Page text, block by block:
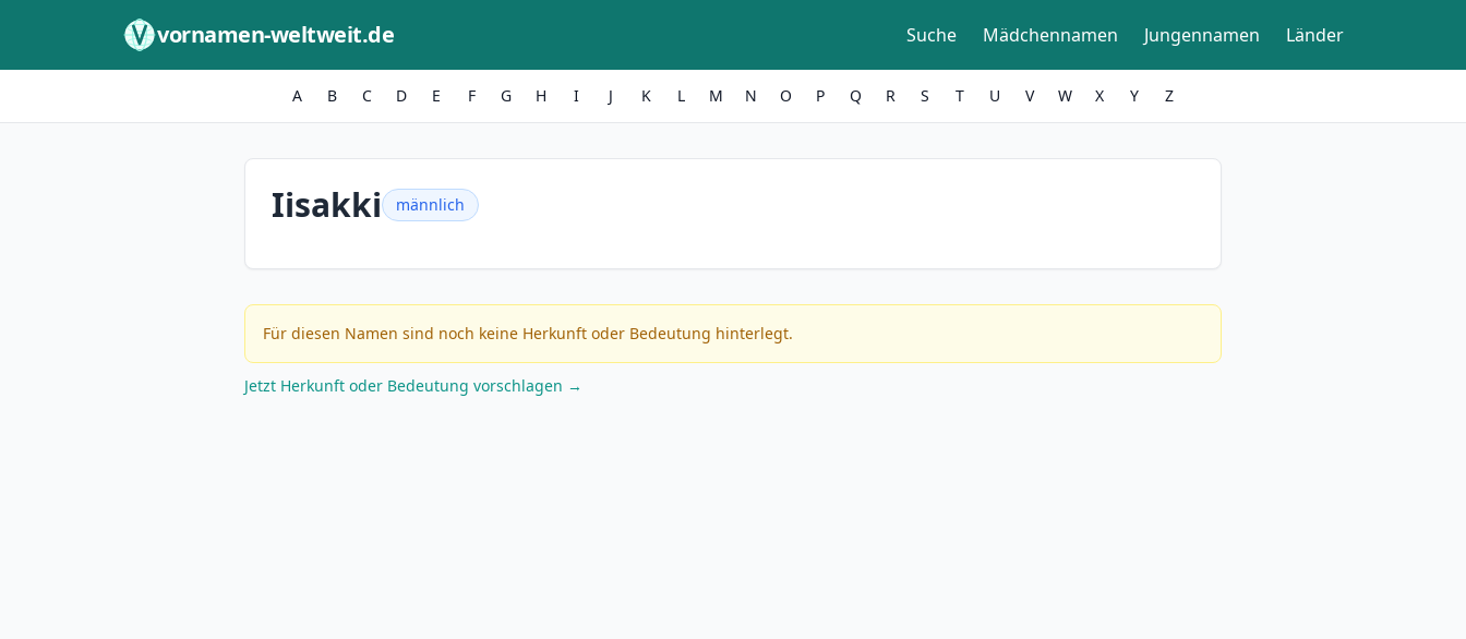
vornamen-weltweit.de Suche Mädchennamen Jungennamen Länder
A B C D E F G H I J K L M N O P Q R S T U V W X Y Z
Iisakki männlich
Für diesen Namen sind noch keine Herkunft oder Bedeutung hinterlegt.
Jetzt Herkunft oder Bedeutung vorschlagen →